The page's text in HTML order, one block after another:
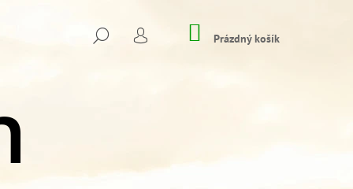
HLEDAT
PŘIHLÁŠENÍ
NÁKUPNÍ
KOŠÍK
Prázdný košík